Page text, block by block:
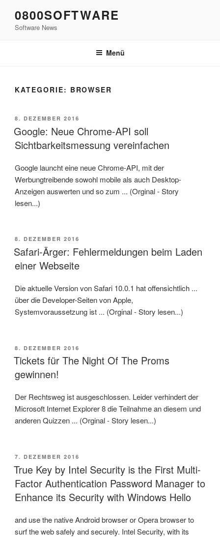
Inhalt
springen
0800SOFTWARE
Software News
Menü
KATEGORIE: BROWSER
VERÖFFENTLICHT
AM
8. DEZEMBER 2016
Google: Neue Chrome-API soll
Sichtbarkeitsmessung vereinfachen
Google launcht eine neue Chrome-API, mit der
Werbungtreibende sowohl mobile als auch Desktop-
Anzeigen auswerten und so zum ... (Orginal - Story
lesen...)
VERÖFFENTLICHT
AM
8. DEZEMBER 2016
Safari-Ärger: Fehlermeldungen beim Laden
einer Webseite
Die aktuelle Version von Safari 10.0.1 hat offensichtlich ...
über die Developer-Seiten von Apple,
Systemvoraussetzung ist ... (Orginal - Story lesen...)
VERÖFFENTLICHT
AM
8. DEZEMBER 2016
Tickets für The Night Of The Proms
gewinnen!
Der Rechtsweg ist ausgeschlossen. Leider verhindert der
Microsoft Internet Explorer 8 die Teilnahme an diesem und
anderen Quizzen ... (Orginal - Story lesen...)
VERÖFFENTLICHT
AM
7. DEZEMBER 2016
True Key by Intel Security is the First Multi-
Factor Authentication Password Manager to
Enhance its Security with Windows Hello
and use the native Android browser or Opera browser to
surf the web safely and securely. Intel Security, with its